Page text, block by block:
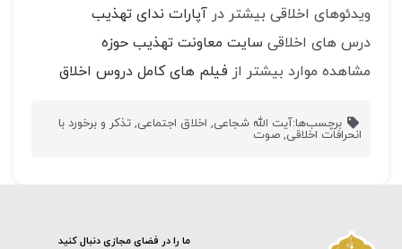
ویدئوهای اخلاقی بیشتر در آپارات ندای تهذیب
درس های اخلاقی سایت معاونت تهذیب حوزه
مشاهده موارد بیشتر از فیلم های کامل دروس اخلاق
برچسب‌ها:آیت الله شجاعی, اخلاق اجتماعی,تذکر و برخورد با
انحرافات اخلاقی, صوت
ما را در فضای مجازی دنبال کنید